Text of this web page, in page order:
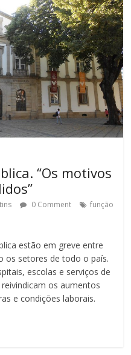
“Os motivos
0 Comment
função
estão em greve entre
os setores de todo o país.
escolas e serviços de
os aumentos
e condições laborais.